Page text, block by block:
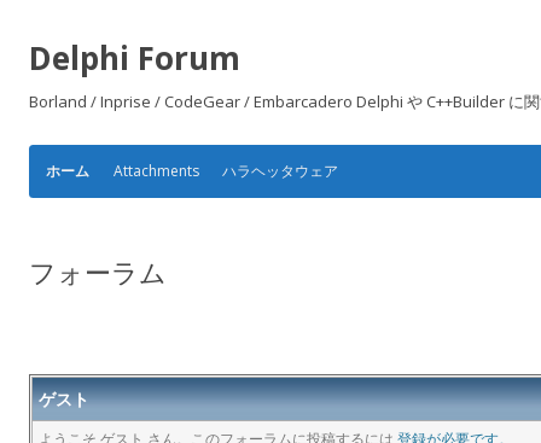
Delphi Forum
Borland / Inprise / CodeGear / Embarcadero Delphi や C++Builder に
ホーム Attachments ハラヘッタウェア
フォーラム
ゲスト
ようこそ ゲスト さん。このフォーラムに投稿するには 登録が必要です。